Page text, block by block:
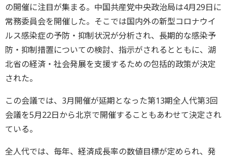
の開催に注目が集まる。中国共産党中央政治局は4月29日に
常務委員会を開催した。そこでは国内外の新型コロナウイ
ルス感染症の予防・抑制状況が分析され、長期的な感染予
防・抑制措置についての検討、指示がされるとともに、湖
北省の経済・社会発展を支援するための包括的政策が決定
された。
この会議では、3月開催が延期となった第13期全人代第3回
会議を5月22日から北京で開催することもあわせて決定され
ている。
全人代では、毎年、経済成長率の数値目標が定められ、発